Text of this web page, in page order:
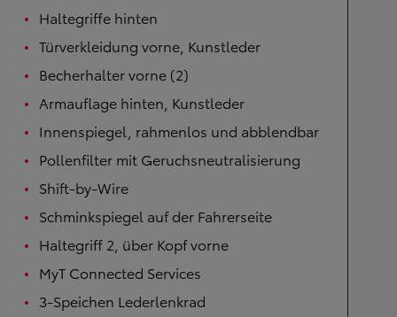
Haltegriffe hinten
Türverkleidung vorne, Kunstleder
Becherhalter vorne (2)
Armauflage hinten, Kunstleder
Innenspiegel, rahmenlos und abblendbar
Pollenfilter mit Geruchsneutralisierung
Shift-by-Wire
Schminkspiegel auf der Fahrerseite
Haltegriff 2, über Kopf vorne
MyT Connected Services
3-Speichen Lederlenkrad